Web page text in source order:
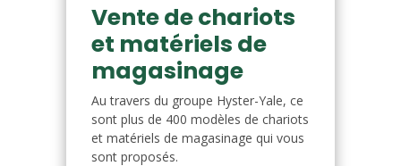
Vente de chariots
et matériels de
magasinage
Au travers du groupe Hyster-Yale, ce
sont plus de 400 modèles de chariots
et matériels de magasinage qui vous
sont proposés.